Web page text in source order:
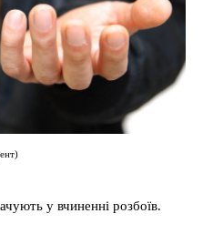
у вчиненні розбоїв.